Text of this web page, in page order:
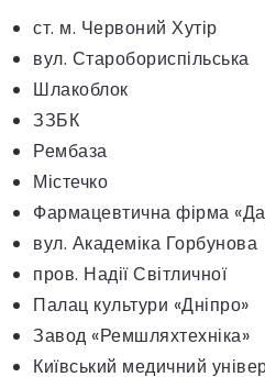
ст. м. Червоний Хутір
вул. Старобориспільська
Шлакоблок
ЗЗБК
Рембаза
Містечко
Фармацевтична фірма
вул. Академіка Горбунова
пров. Надії Світличної
Палац культури «Дніпро»
Завод «Ремшляхтехніка»
Київський медичний